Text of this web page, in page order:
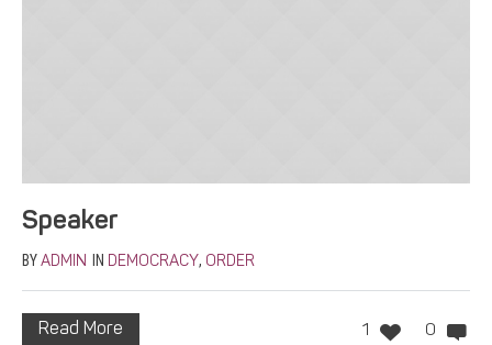
Speaker
BY ADMIN IN DEMOCRACY, ORDER
1 0
Read More